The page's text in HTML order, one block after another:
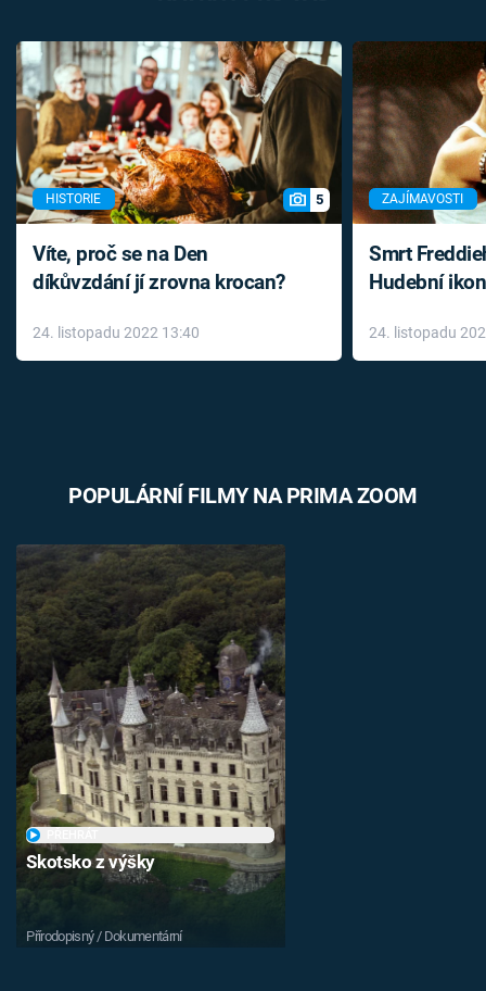
HISTORIE 5
Víte, proč se na Den
díkůvzdání jí zrovna krocan?
24. listopadu 2022 13:40
ZAJÍMAVOSTI
Smrt
Hudební
léky
24. listopadu
POPULÁRNÍ FILMY NA PRIMA ZOOM
Skotsko z výšky
Přírodopisný / Dokumentární